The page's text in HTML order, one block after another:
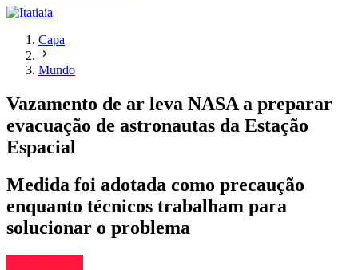
Capa
Mundo
Vazamento de ar leva NASA a preparar
evacuação de astronautas da Estação
Espacial
Medida foi adotada como precaução
enquanto técnicos trabalham para
solucionar o problema